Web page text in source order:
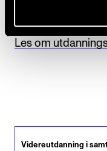
Les om
Videreutdanning i